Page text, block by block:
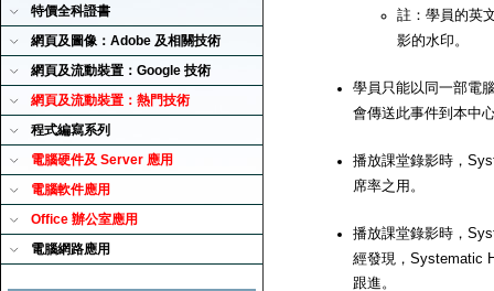
特價全科證書
網頁及圖像：Adobe 及相關技術
網頁及流動裝置：Google 技術
網頁及流動裝置：熱門技術
程式編寫系列
電腦硬件及 Server 應用
電腦軟件應用
Office 辦公室應用
電腦網路應用
註：學員的英
影的水印。
學員只能以同一部電
會傳送此事件到本中
播放課堂錄影時，
席率之用。
播放課堂錄影時，
經發現，Systematic
跟進。